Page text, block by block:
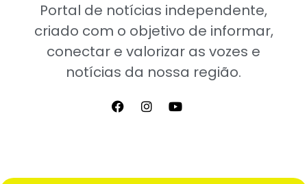
Portal de notícias independente,
criado com o objetivo de informar,
conectar e valorizar as vozes e
notícias da nossa região.